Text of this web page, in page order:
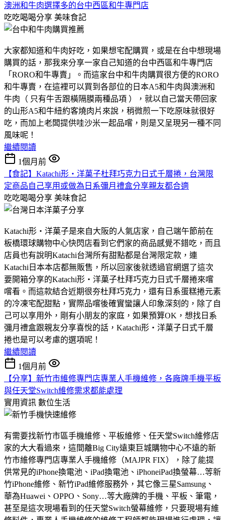
澳洲和牛肉選擇多的台中西區和牛專門店
吃吃喝喝分享 美味食記
大家都知道和牛肉好吃，如果想宅配購買，或是在台中想現場
購買的話，那我來分享一家自己知道的台中西區和牛專門店
「RORO和牛專賣」。而這家台中和牛肉購買很方便的RORO
和牛專賣，在這裡可以買到各部位的日本A5和牛肉與澳洲和
牛肉（ 只有牛舌跟橫隔膜兩種品項 ），就以自己當天帶回家
的山形A5和牛紐約客燒肉片來說，稍微煎一下吃原味就很好
吃，而加上老闆提供哇沙米一起品嚐，則是又呈現另一種不同
風味呢！
繼續閱讀
1個月前
【食記】Katachi形‧洋菓子杜拜巧克力日式千層捲，台灣限
定商品自己享用或做為日系彌月禮盒分享親友都合適
吃吃喝喝分享 美味食記
Katachi形‧洋菓子是來自大阪的人氣店家，自己端午節前在
板橋環球購物中心快閃店看到它們家的商品感覺不錯吃，而且
店員也有說明Katachi台灣所有甜點都是台灣限定款，連
Katachi日本本店都無販售，所以回家後就透過官網選了這次
要開箱分享的Katachi形‧洋菓子杜拜巧克力日式千層捲來嚐
嚐看。而這款結合近期很夯杜拜巧克力，還有日系蛋糕捲元素
的冷凍宅配甜點，實際品嚐後確實蠻讓人印象深刻的，除了自
己可以享用外，剛有小朋友的家庭，如果預算OK，想找日系
彌月禮盒跟親友分享喜悅的話，Katachi形‧洋菓子日式千層
捲也是可以考慮的選項呢！
繼續閱讀
1個月前
【分享】新竹市維修專門店專業人手機維修，各廠牌手機平板
與任天堂Switch維修需求都能處理
實用資訊 數位生活
有需要找新竹市區手機維修、平板維修、任天堂Switch維修店
家的大大看過來，這間離Big City遠東巨城購物中心不遠的新
竹市維修專門店專業人手機維修（MAJPR FIX），除了能提
供常見的iPhone換電池、iPad換電池、iPhoneiPad換螢幕…等新
竹iPhone維修、新竹iPad維修服務外，其它像三星Samsung、
華為Huawei、OPPO、Sony…等大廠牌的手機、平板、筆電，
甚至是這次現場看到的任天堂Switch螢幕維修，只要現場有維